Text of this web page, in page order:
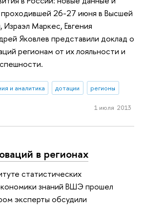
26-27 июня в Высшей
Маркес, Евгения
Яковлев представили доклад о
регионам от их лояльности и
и аналитика дотации регионы
1 июля 2013
в регионах
статистических
знаний ВШЭ прошел
эксперты обсудили